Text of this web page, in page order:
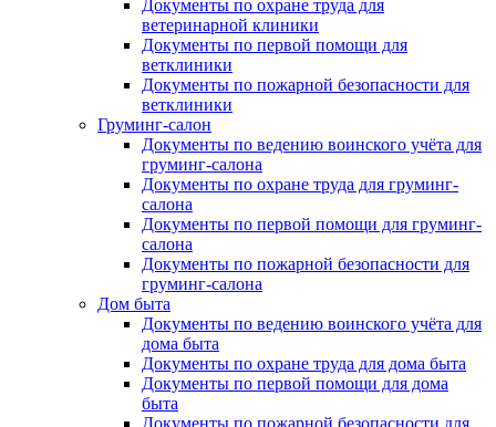
Документы по охране труда для
ветеринарной клиники
Документы по первой помощи для
ветклиники
Документы по пожарной безопасности для
ветклиники
Груминг-салон
Документы по ведению воинского учёта для
груминг-салона
Документы по охране труда для груминг-
салона
Документы по первой помощи для груминг-
салона
Документы по пожарной безопасности для
груминг-салона
Дом быта
Документы по ведению воинского учёта для
дома быта
Документы по охране труда для дома быта
Документы по первой помощи для дома
быта
Документы по пожарной безопасности для